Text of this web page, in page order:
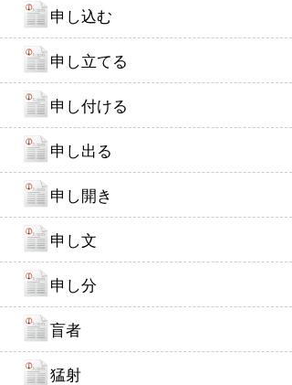
申し込む
申し立てる
申し付ける
申し出る
申し開き
申し文
申し分
盲者
猛射